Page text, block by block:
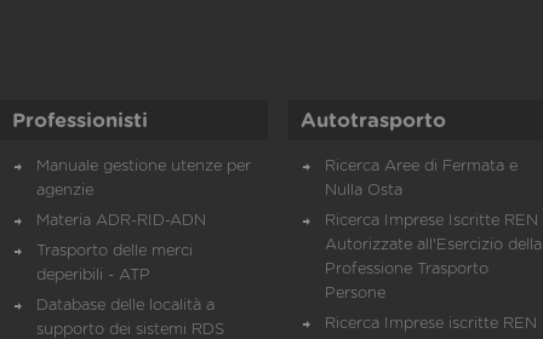
Professionisti
Manuale gestione utenze per
agenzie
Materia ADR-RID-ADN
Trasporto delle merci
deperibili - ATP
Database delle località a
supporto dei sistemi RDS
Autotrasporto
Ricerca Aree di Fermata e
Nulla Osta
Ricerca Imprese Iscritte REN
Autorizzate all'Esercizio della
Professione Trasporto
Persone
Ricerca Imprese iscritte REN